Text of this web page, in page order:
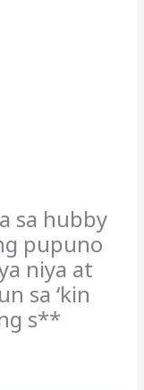
sa hubby
pupuno
niya at
sa ‘kin
s**